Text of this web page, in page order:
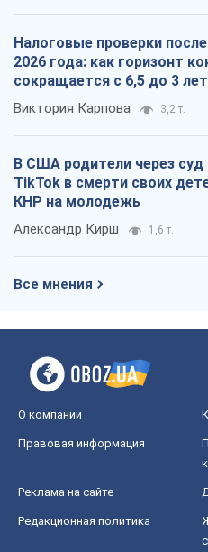
Налоговые проверки
2026 года: как горизонт
сокращается с 6,5 до 3 лет
Виктория Карпова 3,2 т.
В США родители через
TikTok в смерти своих
КНР на молодежь
Александр Кирш 1,6 т.
Все мнения
О компании
Правовая информация
Реклама на сайте
Редакционная политика